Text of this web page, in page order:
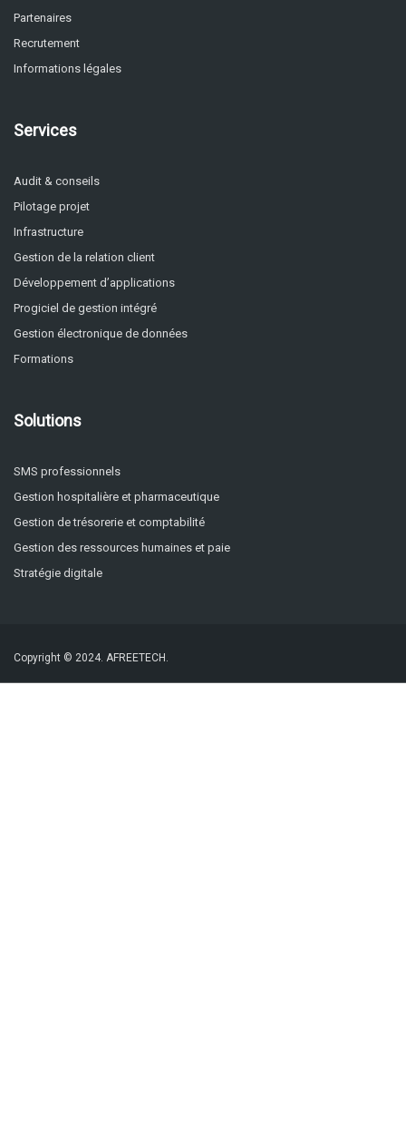
Partenaires
Recrutement
Informations légales
Services
Audit & conseils
Pilotage projet
Infrastructure
Gestion de la relation client
Développement d’applications
Progiciel de gestion intégré
Gestion électronique de données
Formations
Solutions
SMS professionnels
Gestion hospitalière et pharmaceutique
Gestion de trésorerie et comptabilité
Gestion des ressources humaines et paie
Stratégie digitale
Copyright © 2024. AFREETECH.